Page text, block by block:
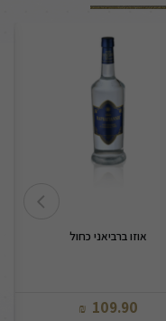
אוזו ברביאני כחול
109.90
₪